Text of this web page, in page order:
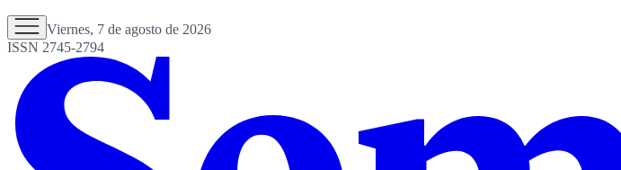
Viernes, 7 de agosto de 2026
ISSN 2745-2794